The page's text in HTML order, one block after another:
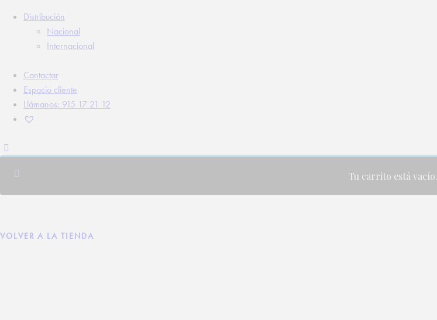
Distribución
Nacional
Internacional
Contactar
Espacio cliente
Llámanos: 915 17 21 12
Tu carrito está vacío.
VOLVER A LA TIENDA